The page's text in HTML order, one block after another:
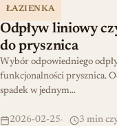
ŁAZIENKA
Odpływ liniowy
do prysznica
Wybór odpowiedniego
funkcjonalności prysznica.
spadek w jednym…
2026-02-25 3 min